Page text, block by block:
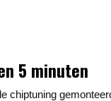
5 minuten
chiptuning